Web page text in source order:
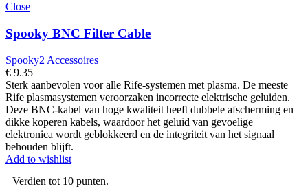
Close
Spooky BNC Filter Cable
Spooky2 Accessoires
€ 9.35
Sterk aanbevolen voor alle Rife-systemen met plasma. De meeste
Rife plasmasystemen veroorzaken incorrecte elektrische geluiden.
Deze BNC-kabel van hoge kwaliteit heeft dubbele afscherming en
dikke koperen kabels, waardoor het geluid van gevoelige
elektronica wordt geblokkeerd en de integriteit van het signaal
behouden blijft.
Add to wishlist
Verdien tot 10 punten.